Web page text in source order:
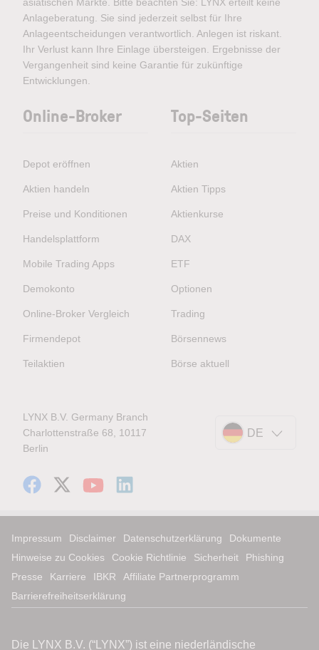
asiatischen Märkte. Bitte beachten Sie: LYNX erteilt keine
Anlageberatung. Sie sind jederzeit selbst für Ihre
Anlageentscheidungen verantwortlich. Anlegen ist riskant.
Ihr Verlust kann Ihre Einlage übersteigen. Ergebnisse der
Vergangenheit sind keine Garantie für zukünftige
Entwicklungen.
Online-Broker
Depot eröffnen
Aktien handeln
Preise und Konditionen
Handelsplattform
Mobile Trading Apps
Demokonto
Online-Broker Vergleich
Firmendepot
Teilaktien
Top-Seiten
Aktien
Aktien Tipps
Aktienkurse
DAX
ETF
Optionen
Trading
Börsennews
Börse aktuell
LYNX B.V. Germany Branch
Charlottenstraße 68, 10117
Berlin
DE
Impressum Disclaimer Datenschutzerklärung
Dokumente
Hinweise zu Cookies
Cookie Richtlinie Sicherheit
Phishing
Presse
Karriere IBKR
Affiliate Partnerprogramm
Barrierefreiheitserklärung